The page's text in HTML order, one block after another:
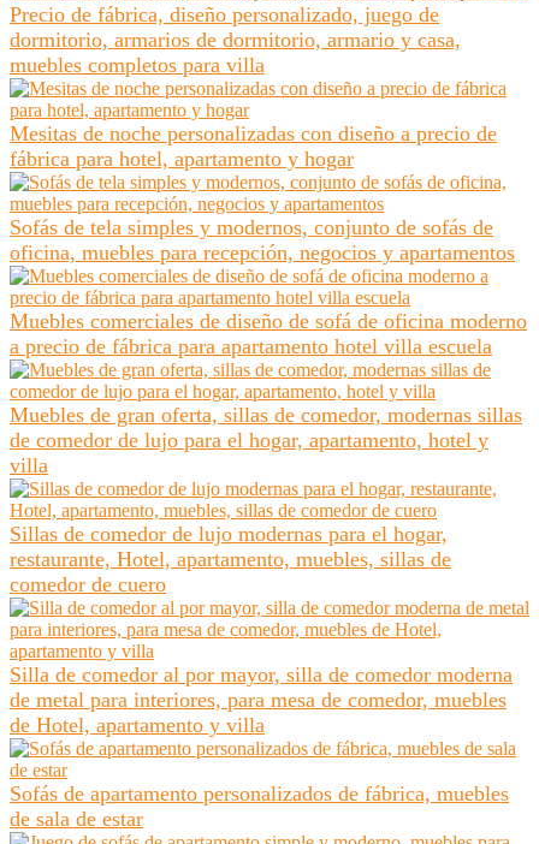
Precio de fábrica, diseño personalizado, juego de
dormitorio, armarios de dormitorio, armario y casa,
muebles completos para villa
Mesitas de noche personalizadas con diseño a precio de
fábrica para hotel, apartamento y hogar
Sofás de tela simples y modernos, conjunto de sofás de
oficina, muebles para recepción, negocios y apartamentos
Muebles comerciales de diseño de sofá de oficina moderno
a precio de fábrica para apartamento hotel villa escuela
Muebles de gran oferta, sillas de comedor, modernas sillas
de comedor de lujo para el hogar, apartamento, hotel y
villa
Sillas de comedor de lujo modernas para el hogar,
restaurante, Hotel, apartamento, muebles, sillas de
comedor de cuero
Silla de comedor al por mayor, silla de comedor moderna
de metal para interiores, para mesa de comedor, muebles
de Hotel, apartamento y villa
Sofás de apartamento personalizados de fábrica, muebles
de sala de estar